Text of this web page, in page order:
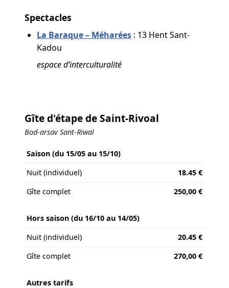
Spectacles
La Baraque – Méharées : 13 Hent Sant-
Kadou
espace d’interculturalité
Gîte d'étape de Saint-Rivoal
Bod-arsav Sant-Riwal
Saison (du 15/05 au 15/10)
Nuit (individuel)
18.45 €
Gîte complet
250,00 €
Hors saison (du 16/10 au 14/05)
Nuit (individuel)
20.45 €
Gîte complet
270,00 €
Autres tarifs